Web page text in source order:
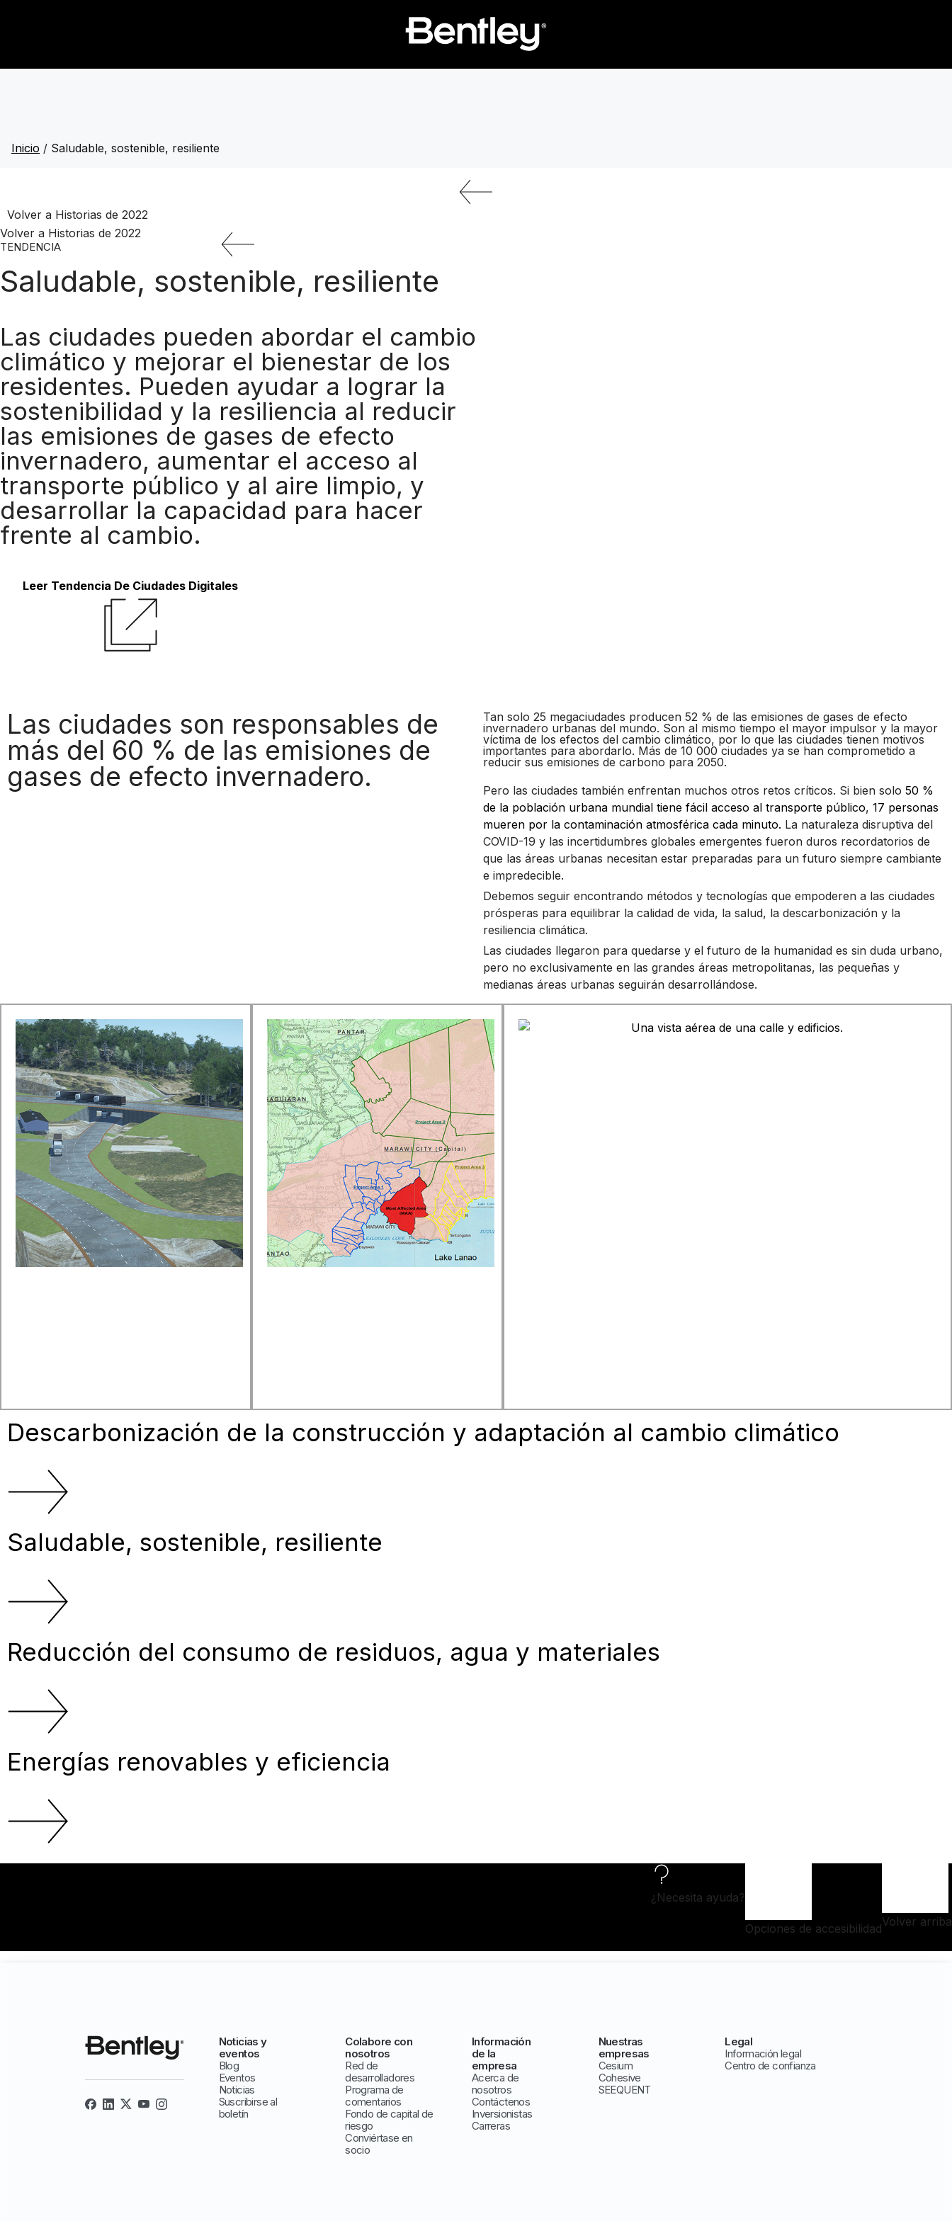
Inicio / Saludable, sostenible, resiliente
Volver a Historias de 2022
TENDENCIA
Saludable, sostenible, resiliente
Las ciudades pueden abordar el cambio
climático y mejorar el bienestar de los
residentes. Pueden ayudar a lograr la
sostenibilidad y la resiliencia al reducir
las emisiones de gases de efecto
invernadero, aumentar el acceso al
transporte público y al aire limpio, y
desarrollar la capacidad para hacer
frente al cambio.
Leer Tendencia De Ciudades Digitales
Volver a Historias de 2022
Las ciudades son responsables de
más del 60 % de las emisiones de
gases de efecto invernadero.
Tan solo 25 megaciudades producen 52 % de las emisiones de gases de efecto
invernadero urbanas del mundo. Son al mismo tiempo el mayor impulsor y la mayor
víctima de los efectos del cambio climático, por lo que las ciudades tienen motivos
importantes para abordarlo. Más de 10 000 ciudades ya se han comprometido a
reducir sus emisiones de carbono para 2050.
Pero las ciudades también enfrentan muchos otros retos críticos. Si bien solo 50 %
de la población urbana mundial tiene fácil acceso al transporte público, 17 personas
mueren por la contaminación atmosférica cada minuto. La naturaleza disruptiva del
COVID-19 y las incertidumbres globales emergentes fueron duros recordatorios de
que las áreas urbanas necesitan estar preparadas para un futuro siempre cambiante
e impredecible.
Debemos seguir encontrando métodos y tecnologías que empoderen a las ciudades
prósperas para equilibrar la calidad de vida, la salud, la descarbonización y la
resiliencia climática.
Las ciudades llegaron para quedarse y el futuro de la humanidad es sin duda urbano,
pero no exclusivamente en las grandes áreas metropolitanas, las pequeñas y
medianas áreas urbanas seguirán desarrollándose.
Descarbonización de la construcción y adaptación al cambio climático
Saludable, sostenible, resiliente
Reducción del consumo de residuos, agua y materiales
Energías renovables y eficiencia
¿Necesita ayuda?
Opciones de accesibilidadVolver arriba
Noticias y
eventos
Blog
Eventos
Noticias
Suscribirse al
boletín
Colabore con
nosotros
Red de
desarrolladores
Programa de
comentarios
Fondo de capital de
riesgo
Conviértase en
socio
Información
de la
empresa
Acerca de
nosotros
Contáctenos
Inversionistas
Carreras
Nuestras
empresas
Cesium
Cohesive
SEEQUENT
Legal
Información legal
Centro de confianza